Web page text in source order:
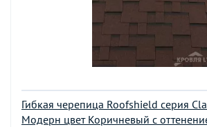
Гибкая черепица Roofshield серия
Модерн цвет Коричневый с